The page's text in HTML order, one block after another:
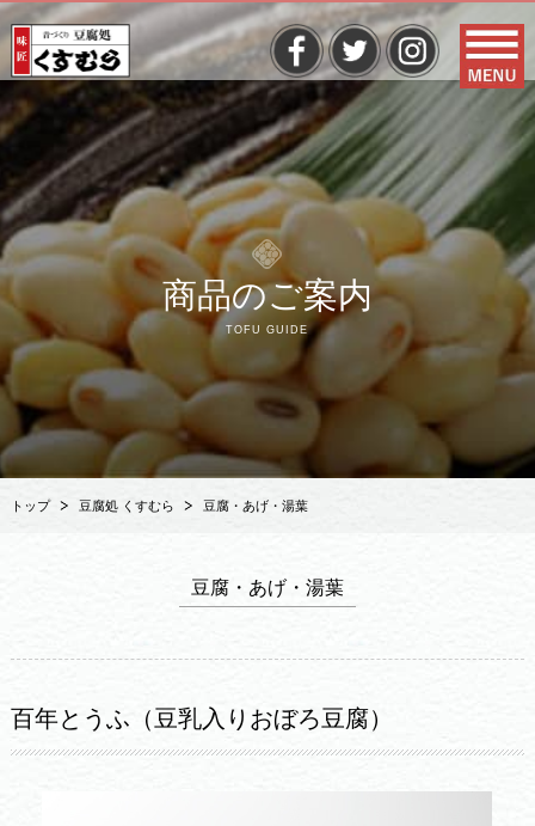
商品のご案内
TOFU GUIDE
トップ 豆腐処 くすむら 豆腐・あげ・湯葉
豆腐・あげ・湯葉
百年とうふ（豆乳入りおぼろ豆腐）